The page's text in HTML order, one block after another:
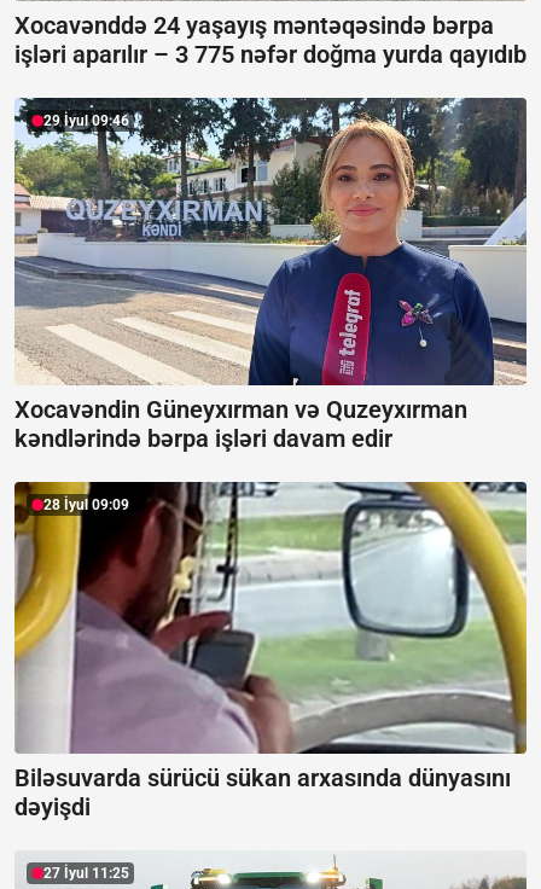
Xocavənddə 24 yaşayış məntəqəsində bərpa
işləri aparılır – 3 775 nəfər doğma yurda qayıdıb
29 İyul 09:46
Xocavəndin Güneyxırman və Quzeyxırman
kəndlərində bərpa işləri davam edir
28 İyul 09:09
Biləsuvarda sürücü sükan arxasında dünyasını
dəyişdi
27 İyul 11:25